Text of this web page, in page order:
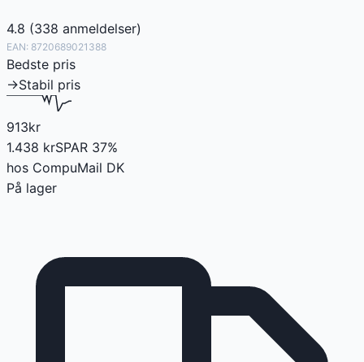
4.8 (338 anmeldelser)
EAN: 8720689021388
Bedste pris
→Stabil pris
913kr
1.438 krSPAR 37%
hos CompuMail DK
På lager